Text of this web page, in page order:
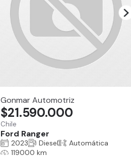
Gonmar Automotriz
Chile
Ford Ranger
$21.590.000
2023 Diesel
Automática
119000 km